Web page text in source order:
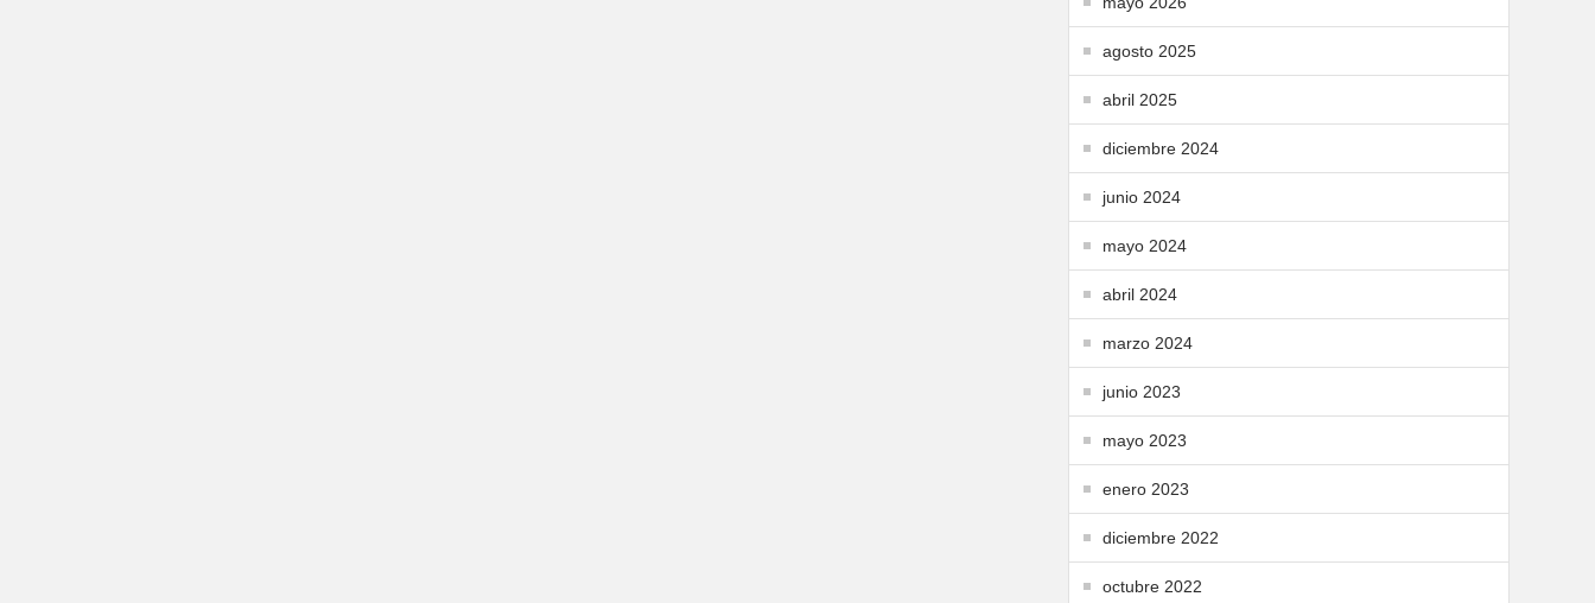
agosto 2025
abril 2025
diciembre 2024
junio 2024
mayo 2024
abril 2024
marzo 2024
junio 2023
mayo 2023
enero 2023
diciembre 2022
octubre 2022